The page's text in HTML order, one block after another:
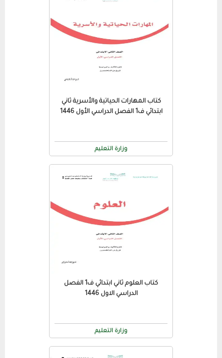
كتاب المهارات الحياتية والأسرية ثاني
ابتدائي ف1 الفصل الدراسي الأول 1446
وزارة التعليم
كتاب العلوم ثاني ابتدائي ف1 الفصل
الدراسي الاول 1446
وزارة التعليم